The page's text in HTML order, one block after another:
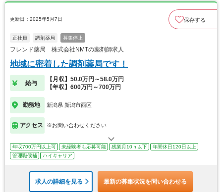
更新日：2025年5月7日 保存する
正社員 調剤薬局 募集停止
フレンド薬局 株式会社NMTの薬剤師求人
地域に密着した調剤薬局です！
給与
【月収】50.0万円～58.0万円
【年収】600万円～700万円
勤務地 新潟県 新潟市西区
アクセス ※お問い合わせください
年収700万円以上可 未経験者も応募可能 残業月10ｈ以下
年間休日120日以上
管理職候補
ハイキャリア
求人の詳細を見る 最新の募集状況を問い合わせる